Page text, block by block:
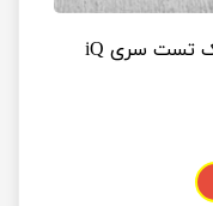
کتاب فارسی جامع کنکور جلد بانک تست سری iQ